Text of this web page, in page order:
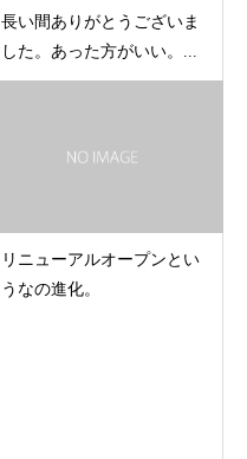
長い間ありがとうございま
した。あった方がいい。...
リニューアルオープンとい
うなの進化。